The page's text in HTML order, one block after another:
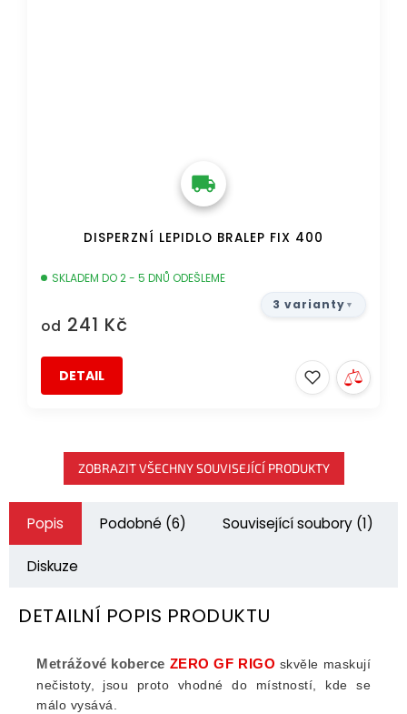
DISPERZNÍ LEPIDLO BRALEP FIX 400
SKLADEM DO 2 - 5 DNŮ ODEŠLEME
od 241 Kč
DETAIL
3 varianty
ZOBRAZIT VŠECHNY SOUVISEJÍCÍ PRODUKTY
Popis Podobné (6) Související soubory (1)
Diskuze
DETAILNÍ POPIS PRODUKTU
Metrážové koberce ZERO GF RIGO skvěle maskují
nečistoty, jsou proto vhodné do místností, kde se
málo vysává.